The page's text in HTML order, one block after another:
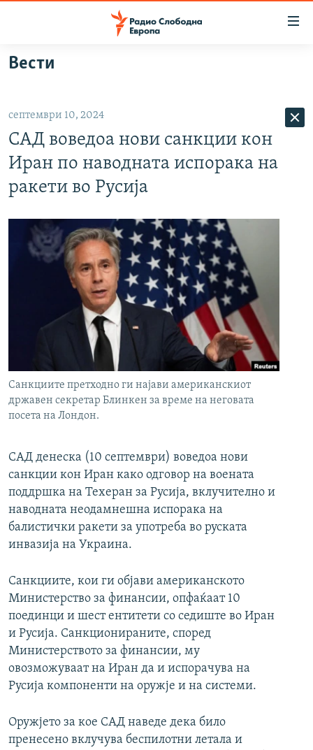
Оди
на
главната
навигација
Премини
на
ВИЗУЕЛНО
ВЕСТИ
ШТО ТРЕБА ДА ЗНАЕТЕ
ПРИЈАВИ СЕ ЗА ЊУЗЛЕТЕР
ПОДКАСТ ЗОШТО?
СЛЕДЕТЕ НЕ
РСЕ веб страници
Вести
септември 10, 2024
САД воведоа нови санкции кон
Иран по наводната испорака на
ракети во Русија
Санкциите претходно ги најави американскиот
државен секретар Блинкен за време на неговата
посета на Лондон.
САД денеска (10 септември) воведоа нови
санкции кон Иран како одговор на воената
поддршка на Техеран за Русија, вклучително и
наводната неодамнешна испорака на
балистички ракети за употреба во руската
инвазија на Украина.
Санкциите, кои ги објави американското
Министерство за финансии, опфаќаат 10
поединци и шест ентитети со седиште во Иран
и Русија. Санкционираните, според
Министерството за финансии, му
овозможуваат на Иран да и испорачува на
Русија компоненти на оружје и на системи.
Оружјето за кое САД наведе дека било
пренесено вклучува беспилотни летала и